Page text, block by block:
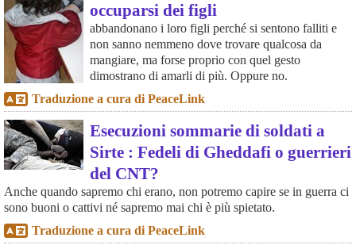
occuparsi dei figli
abbandonano i loro figli perché si sentono falliti e
non sanno nemmeno dove trovare qualcosa da
mangiare, ma forse proprio con quel gesto
dimostrano di amarli di più. Oppure no.
Traduzione a cura di PeaceLink
Esecuzioni sommarie di soldati a
Sirte : Fedeli di Gheddafi o guerrieri
del CNT?
Anche quando sapremo chi erano, non potremo capire se in guerra ci
sono buoni o cattivi né sapremo mai chi è più spietato.
Traduzione a cura di PeaceLink